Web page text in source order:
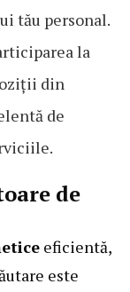
tău personal.
la
din
de
de
eficientă,
este